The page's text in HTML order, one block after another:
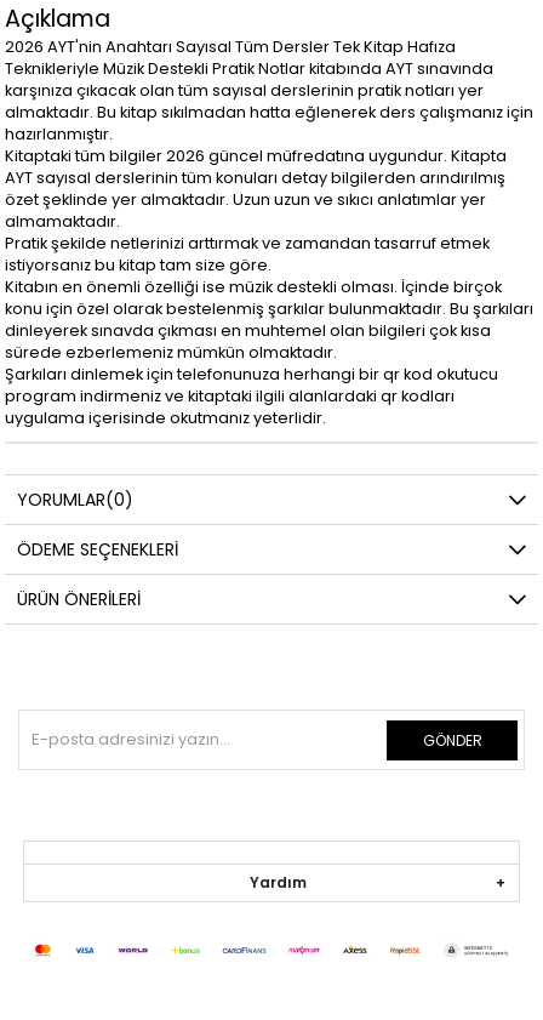
Açıklama
2026 AYT'nin Anahtarı Sayısal Tüm Dersler Tek Kitap Hafıza
Teknikleriyle Müzik Destekli Pratik Notlar kitabında AYT sınavında
karşınıza çıkacak olan tüm sayısal derslerinin pratik notları yer
almaktadır. Bu kitap sıkılmadan hatta eğlenerek ders çalışmanız için
hazırlanmıştır.
Kitaptaki tüm bilgiler 2026 güncel müfredatına uygundur. Kitapta
AYT sayısal derslerinin tüm konuları detay bilgilerden arındırılmış
özet şeklinde yer almaktadır. Uzun uzun ve sıkıcı anlatımlar yer
almamaktadır.
Pratik şekilde netlerinizi arttırmak ve zamandan tasarruf etmek
istiyorsanız bu kitap tam size göre.
Kitabın en önemli özelliği ise müzik destekli olması. İçinde birçok
konu için özel olarak bestelenmiş şarkılar bulunmaktadır. Bu şarkıları
dinleyerek sınavda çıkması en muhtemel olan bilgileri çok kısa
sürede ezberlemeniz mümkün olmaktadır.
Şarkıları dinlemek için telefonunuza herhangi bir qr kod okutucu
program indirmeniz ve kitaptaki ilgili alanlardaki qr kodları
uygulama içerisinde okutmanız yeterlidir.
YORUMLAR(0)
ÖDEME SEÇENEKLERI
ÜRÜN ÖNERILERI
GÖNDER
Yardım